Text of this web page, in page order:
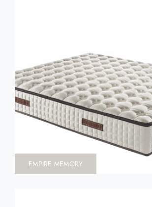
EMPIRE MEMORY